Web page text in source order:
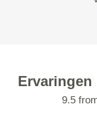
Ervaringen
9.5